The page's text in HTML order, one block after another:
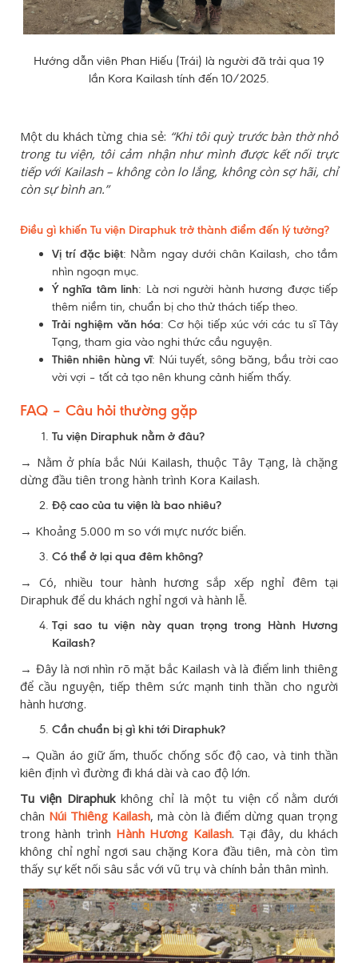
Hướng dẫn viên Phan Hiếu (Trái) là người đã trải qua 19
lần Kora Kailash tính đến 10/2025.
Một du khách từng chia sẻ: “Khi tôi quỳ trước bàn thờ nhỏ
trong tu viện, tôi cảm nhận như mình được kết nối trực
tiếp với Kailash – không còn lo lắng, không còn sợ hãi, chỉ
còn sự bình an.”
Điều gì khiến Tu viện Diraphuk trở thành điểm đến lý tưởng?
Vị trí đặc biệt: Nằm ngay dưới chân Kailash, cho tầm
nhìn ngoạn mục.
Ý nghĩa tâm linh: Là nơi người hành hương được tiếp
thêm niềm tin, chuẩn bị cho thử thách tiếp theo.
Trải nghiệm văn hóa: Cơ hội tiếp xúc với các tu sĩ Tây
Tạng, tham gia vào nghi thức cầu nguyện.
Thiên nhiên hùng vĩ: Núi tuyết, sông băng, bầu trời cao
vời vợi – tất cả tạo nên khung cảnh hiếm thấy.
FAQ – Câu hỏi thường gặp
Tu viện Diraphuk nằm ở đâu?
→ Nằm ở phía bắc Núi Kailash, thuộc Tây Tạng, là chặng
dừng đầu tiên trong hành trình Kora Kailash.
Độ cao của tu viện là bao nhiêu?
→ Khoảng 5.000 m so với mực nước biển.
Có thể ở lại qua đêm không?
→ Có, nhiều tour hành hương sắp xếp nghỉ đêm tại
Diraphuk để du khách nghỉ ngơi và hành lễ.
Tại sao tu viện này quan trọng trong Hành Hương
Kailash?
→ Đây là nơi nhìn rõ mặt bắc Kailash và là điểm linh thiêng
để cầu nguyện, tiếp thêm sức mạnh tinh thần cho người
hành hương.
Cần chuẩn bị gì khi tới Diraphuk?
→ Quần áo giữ ấm, thuốc chống sốc độ cao, và tinh thần
kiên định vì đường đi khá dài và cao độ lớn.
Tu viện Diraphukkhông chỉ là một tu viện cổ nằm dưới
chân Núi Thiêng Kailash, mà còn là điểm dừng quan trọng
trong hành trình Hành Hương Kailash. Tại đây, du khách
không chỉ nghỉ ngơi sau chặng Kora đầu tiên, mà còn tìm
thấy sự kết nối sâu sắc với vũ trụ và chính bản thân mình.